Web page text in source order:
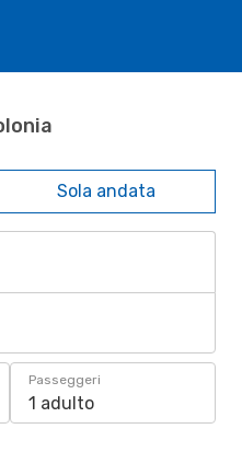
Sola andata
Passeggeri
1 adulto